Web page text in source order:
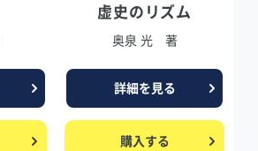
虚史のリズム
奥泉 光 著
詳細を見る
購入する